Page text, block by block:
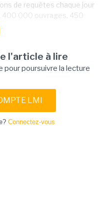
de requêtes chaque jour
400 000 ouvrages, 450
l'article à lire
pour poursuivre la lecture
LMI
Connectez-vous